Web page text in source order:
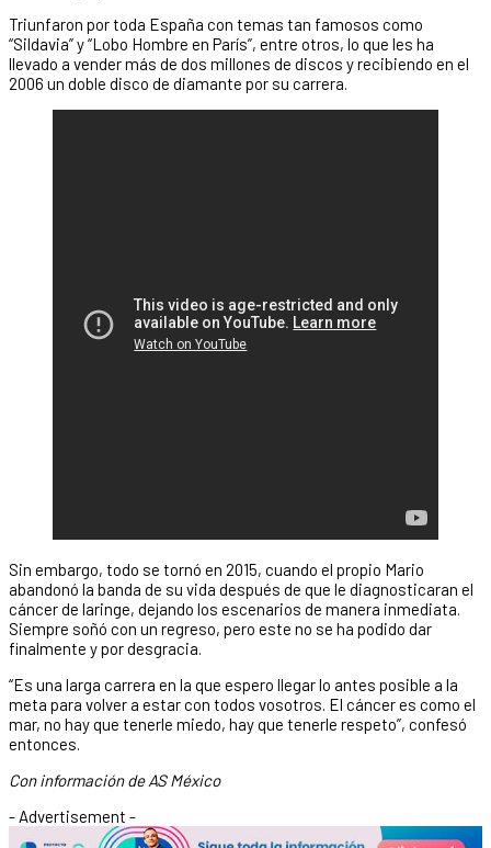
Triunfaron por toda España con temas tan famosos como
“Sildavia” y “Lobo Hombre en París”, entre otros, lo que les ha
llevado a vender más de dos millones de discos y recibiendo en el
2006 un doble disco de diamante por su carrera.
Sin embargo, todo se tornó en 2015, cuando el propio Mario
abandonó la banda de su vida después de que le diagnosticaran el
cáncer de laringe, dejando los escenarios de manera inmediata.
Siempre soñó con un regreso, pero este no se ha podido dar
finalmente y por desgracia.
“Es una larga carrera en la que espero llegar lo antes posible a la
meta para volver a estar con todos vosotros. El cáncer es como el
mar, no hay que tenerle miedo, hay que tenerle respeto”, confesó
entonces.
Con información de AS México
- Advertisement -